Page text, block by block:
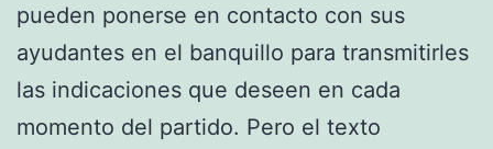
pueden ponerse en contacto con sus
ayudantes en el banquillo para transmitirles
las indicaciones que deseen en cada
momento del partido. Pero el texto